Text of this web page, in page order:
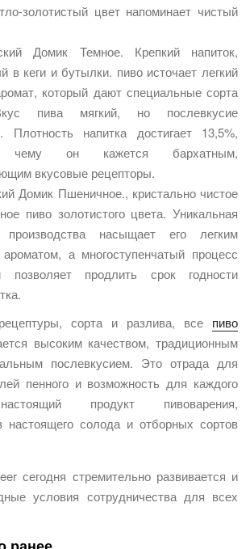
золотистый цвет напоминает чистый
Домик Темное. Крепкий напиток,
в кеги и бутылки. пиво источает легкий
который дают специальные сорта
пива мягкий, но послевкусие
Плотность напитка достигает 13,5%,
чему он кажется бархатным,
вкусовые рецепторы.
Домик Пшеничное., кристально чистое
пиво золотистого цвета. Уникальная
производства насыщает его легким
а многоступенчатый процесс
позволяет продлить срок годности
сорта и разлива, все пиво
высоким качеством, традиционным
послевкусием. Это отрада для
пенного и возможность для каждого
продукт пивоварения,
настоящего солода и отборных сортов
сегодня стремительно развивается и
условия сотрудничества для всех